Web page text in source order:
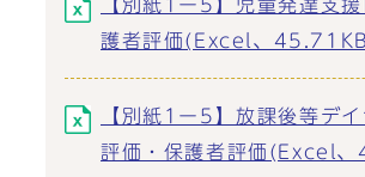
【別紙1ー5】児童発達支
護者評価(Excel、
【別紙1ー5】放課後等デ
評価・保護者評価(Excel